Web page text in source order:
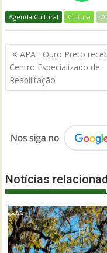
Agenda Cultural Cultura
Navegação
de
Post
APAE Ouro Preto
Centro Especializado de
Reabilitação
Notícias